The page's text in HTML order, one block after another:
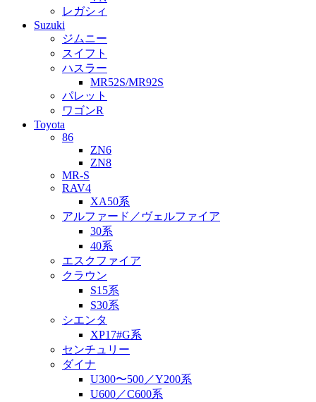
レガシィ
Suzuki
ジムニー
スイフト
ハスラー
MR52S/MR92S
パレット
ワゴンR
Toyota
86
ZN6
ZN8
MR-S
RAV4
XA50系
アルファード／ヴェルファイア
30系
40系
エスクファイア
クラウン
S15系
S30系
シエンタ
XP17#G系
センチュリー
ダイナ
U300〜500／Y200系
U600／C600系